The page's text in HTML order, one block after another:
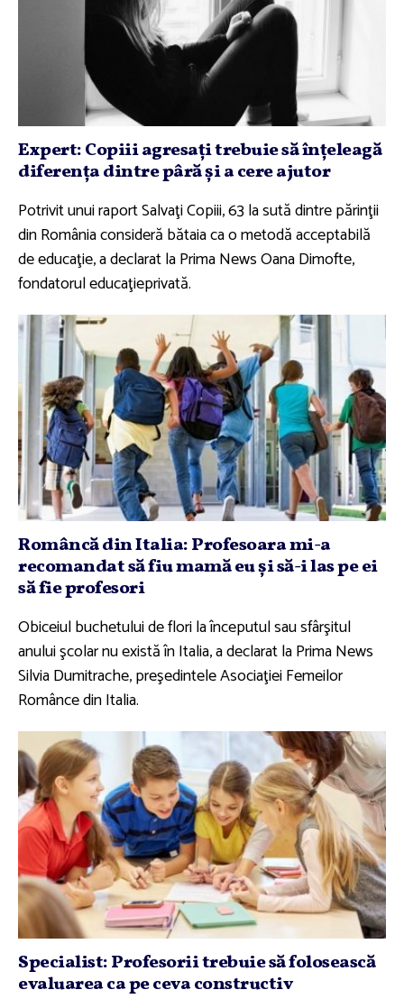
Expert: Copiii agresaţi trebuie să înţeleagă
diferenţa dintre pâră şi a cere ajutor
Potrivit unui raport Salvaţi Copiii, 63 la sută dintre părinţii
din România consideră bătaia ca o metodă acceptabilă
de educaţie, a declarat la Prima News Oana Dimofte,
fondatorul educaţieprivată.
Româncă din Italia: Profesoara mi-a
recomandat să fiu mamă eu şi să-i las pe ei
să fie profesori
Obiceiul buchetului de flori la începutul sau sfârşitul
anului şcolar nu există în Italia, a declarat la Prima News
Silvia Dumitrache, preşedintele Asociaţiei Femeilor
Românce din Italia.
Specialist: Profesorii trebuie să folosească
evaluarea ca pe ceva constructiv